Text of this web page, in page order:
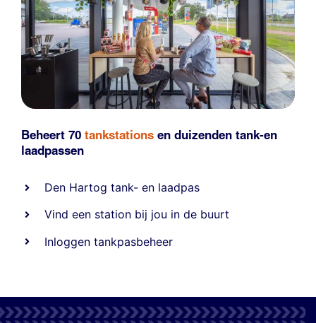
Beheert 70 tankstations en duizenden tank-en
laadpassen
Den Hartog tank- en laadpas
Vind een station bij jou in de buurt
Inloggen tankpasbeheer